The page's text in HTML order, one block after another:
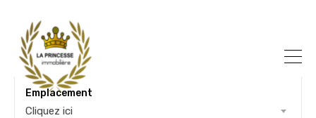
Emplacement
Cliquez ici